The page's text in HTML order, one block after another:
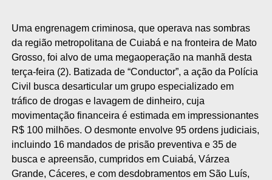
Uma engrenagem criminosa, que operava nas sombras
da região metropolitana de Cuiabá e na fronteira de Mato
Grosso, foi alvo de uma megaoperação na manhã desta
terça-feira (2). Batizada de “Conductor”, a ação da Polícia
Civil busca desarticular um grupo especializado em
tráfico de drogas e lavagem de dinheiro, cuja
movimentação financeira é estimada em impressionantes
R$ 100 milhões. O desmonte envolve 95 ordens judiciais,
incluindo 16 mandados de prisão preventiva e 35 de
busca e apreensão, cumpridos em Cuiabá, Várzea
Grande, Cáceres, e com desdobramentos em São Luís,